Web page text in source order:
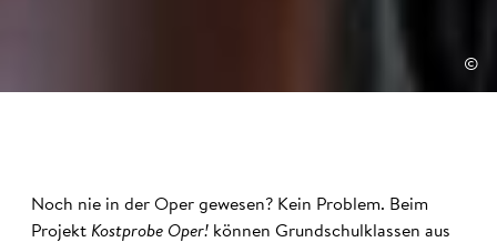
©
Noch nie in der Oper gewesen? Kein Problem. Beim
Projekt Kostprobe Oper! können Grundschulklassen aus